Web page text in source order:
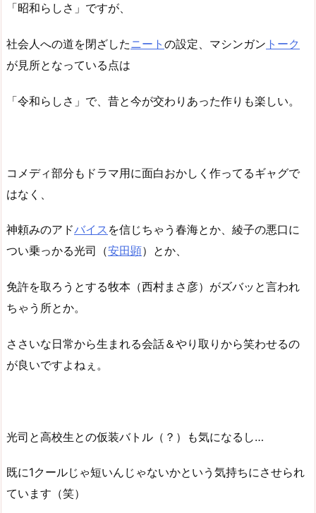
「昭和らしさ」ですが、
社会人への道を閉ざしたニート の設定、マシンガン トーク
が見所となっている点は
「令和らしさ」で、昔と今が交わりあった作りも楽しい。
コメディ部分もドラマ用に面白おかしく作ってるギャグで
はなく、
神頼みのアドバイス を信じちゃう春海とか、綾子の悪口に
つい乗っかる光司（安田顕）とか、
免許を取ろうとする牧本（西村まさ彦）がズバッと言われ
ちゃう所とか。
ささいな日常から生まれる会話＆やり取りから笑わせるの
が良いですよねぇ。
光司と高校生との仮装バトル（？）も気になるし…
既に1クールじゃ短いんじゃないかという気持ちにさせられ
ています（笑）